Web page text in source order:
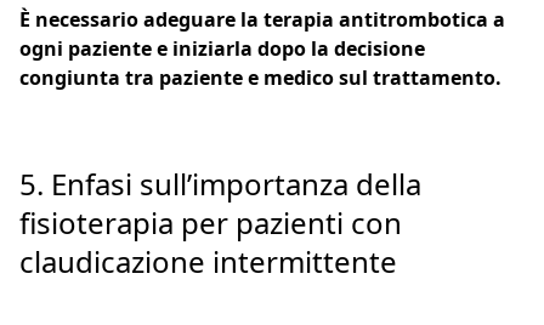
È necessario adeguare la terapia antitrombotica a
ogni paziente e iniziarla dopo la decisione
congiunta tra paziente e medico sul trattamento.
5. Enfasi sull’importanza della
fisioterapia per pazienti con
claudicazione intermittente